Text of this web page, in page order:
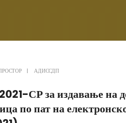
| АДИССДП
СР за издавање на
по пат на